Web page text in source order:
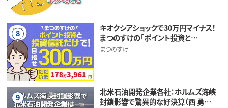
8
キオクシアショックで30万円マイナス！
まつのすけの「ポイント投資と…
まつのすけ
9
北米石油開発企業各社：ホルムズ海峡
封鎖影響で驚異的な好決算（西 勇…